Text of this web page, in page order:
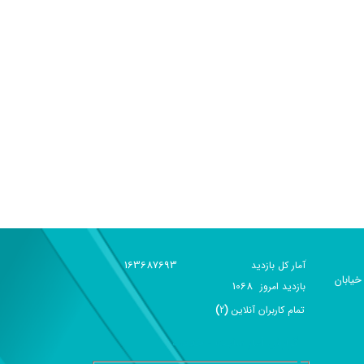
آمار کل بازدید 163687693
بازديد امروز 1068
تمام کاربران آنلاين (
2
)
گزارش آمار سایت - خلاصه